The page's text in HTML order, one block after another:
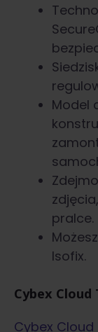
Model
pralce.
Isofix.
Cybex Cloud
Cybex Cloud